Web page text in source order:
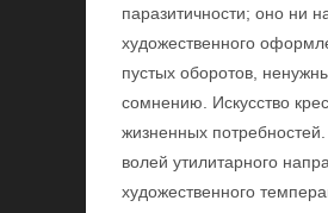
паразитичности; оно ни
художественного
пустых оборотов,
сомнению. Искусство
жизненных
волей утилитарного
художественного